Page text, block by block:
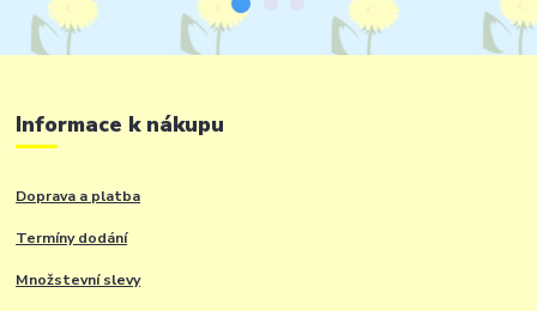
Informace k nákupu
Doprava a platba
Termíny dodání
Množstevní slevy